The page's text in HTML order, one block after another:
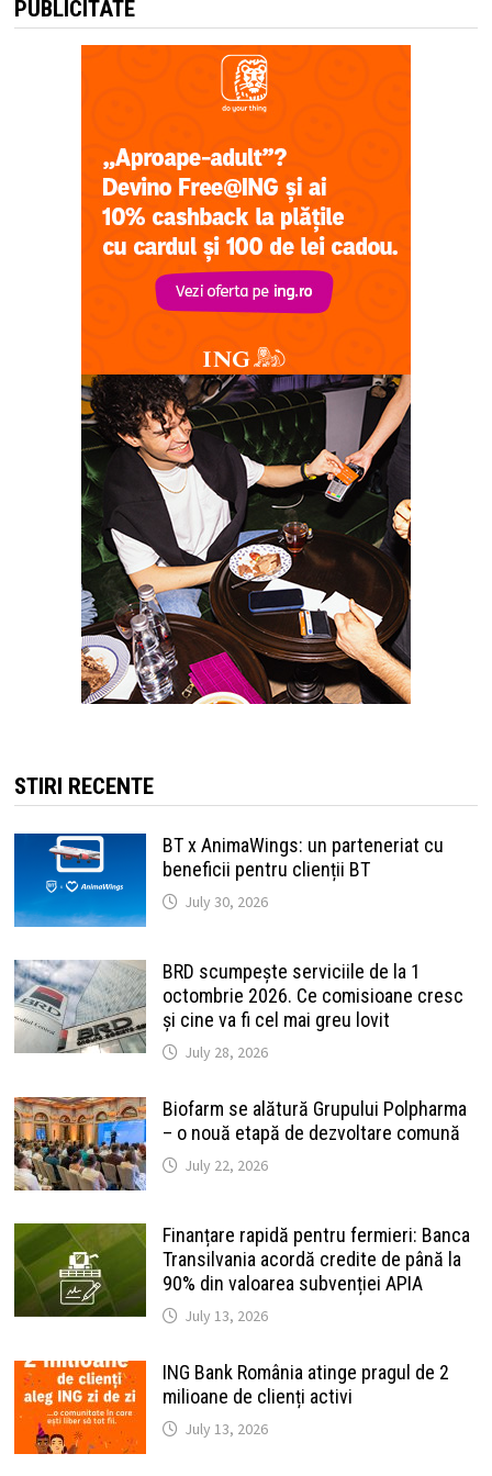
PUBLICITATE
STIRI RECENTE
BT x AnimaWings: un parteneriat cu
beneficii pentru clienții BT
July 30, 2026
BRD scumpește serviciile de la 1
octombrie 2026. Ce comisioane cresc
și cine va fi cel mai greu lovit
July 28, 2026
Biofarm se alătură Grupului Polpharma
– o nouă etapă de dezvoltare comună
July 22, 2026
Finanțare rapidă pentru fermieri: Banca
Transilvania acordă credite de până la
90% din valoarea subvenției APIA
July 13, 2026
ING Bank România atinge pragul de 2
milioane de clienți activi
July 13, 2026